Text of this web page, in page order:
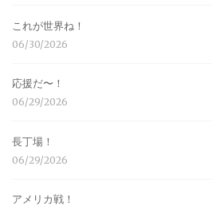
これが世界ね！
06/30/2026
応援だ〜！
06/29/2026
長丁場！
06/29/2026
アメリカ戦！